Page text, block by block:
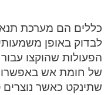
כללים הם מערכת
לבדוק באופן
הפעולות שהוקצו
של חומת אש
שתינקט כאשר נוצרים